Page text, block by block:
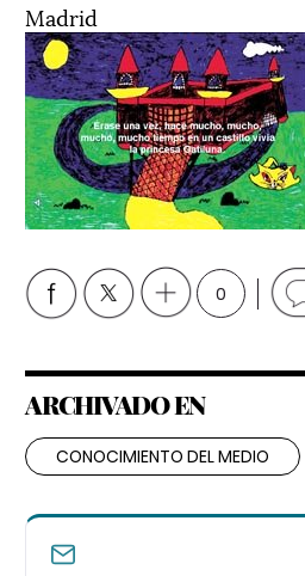
Madrid
0
ARCHIVADO EN
CONOCIMIENTO DEL MEDIO